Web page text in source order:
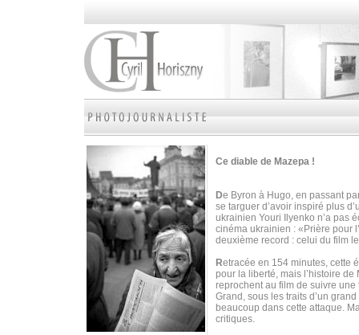
Ce diable de Mazepa !
De Byron à Hugo, en passant
se targuer d’avoir inspiré plus
ukrainien Youri Ilyenko n’a pas
cinéma ukrainien : «Prière pour
deuxième record : celui du film
Retracée en 154 minutes, cette
pour la liberté, mais l’histoire
reprochent au film de suivre
Grand, sous les traits d’un
beaucoup dans cette attaque.
critiques.